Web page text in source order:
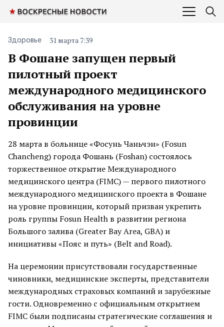
В Фошане запущен первый
пилотный проект
международного медицинского
обслуживания на уровне
провинции
Здоровье 31 марта 7:39
28 марта в больнице «Фосунь Чаньчэн» (Fosun
Chancheng) города Фошань (Foshan) состоялось
торжественное открытие Международного
медицинского центра (FIMC) — первого пилотного
международного медицинского проекта в Фошане
на уровне провинции, который призван укрепить
роль группы Fosun Health в развитии региона
Большого залива (Greater Bay Area, GBA) и
инициативы «Пояс и путь» (Belt and Road).
На церемонии присутствовали государственные
чиновники, медицинские эксперты, представители
международных страховых компаний и зарубежные
гости. Одновременно с официальным открытием
FIMC были подписаны стратегические соглашения и